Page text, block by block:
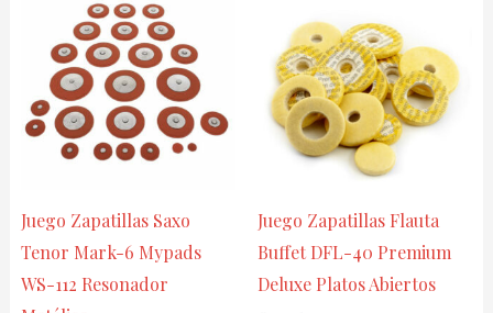
Juego Zapatillas Saxo
Tenor Mark-6 Mypads
WS-112 Resonador
Juego Zapatillas Flauta
Buffet DFL-40 Premium
Deluxe Platos Abiertos